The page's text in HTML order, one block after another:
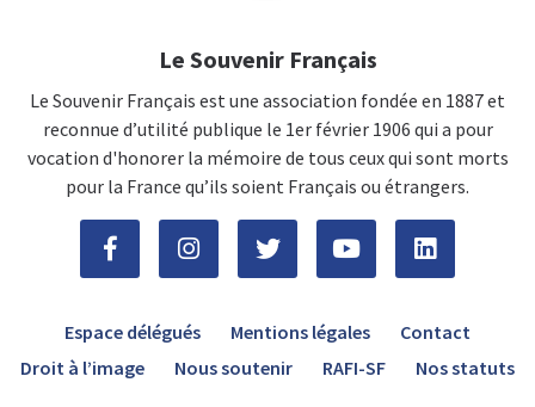
Le Souvenir Français
Le Souvenir Français est une association fondée en 1887 et
reconnue d’utilité publique le 1er février 1906 qui a pour
vocation d'honorer la mémoire de tous ceux qui sont morts
pour la France qu’ils soient Français ou étrangers.
Espace délégués Mentions légales
Contact
Droit à l’image
Nous soutenir RAFI-SF Nos statuts